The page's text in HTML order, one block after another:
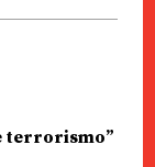
terrorismo”